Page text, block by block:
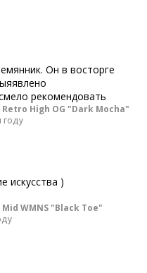
Он в восторге
рекомендовать
Retro High OG "Dark Mocha"
искусства )
WMNS "Black Toe"